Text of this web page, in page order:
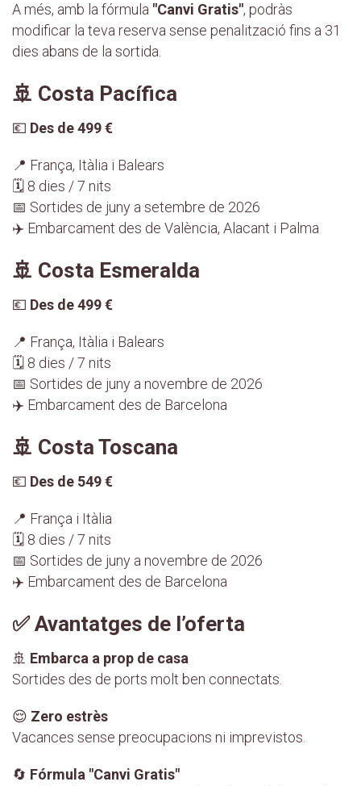
A més, amb la fórmula "Canvi Gratis", podràs
modificar la teva reserva sense penalització fins a 31
dies abans de la sortida.
🚢 Costa Pacífica
💶 Des de 499 €
📍 França, Itàlia i Balears
🗓️ 8 dies / 7 nits
📅 Sortides de juny a setembre de 2026
✈️ Embarcament des de València, Alacant i Palma
🚢 Costa Esmeralda
💶 Des de 499 €
📍 França, Itàlia i Balears
🗓️ 8 dies / 7 nits
📅 Sortides de juny a novembre de 2026
✈️ Embarcament des de Barcelona
🚢 Costa Toscana
💶 Des de 549 €
📍 França i Itàlia
🗓️ 8 dies / 7 nits
📅 Sortides de juny a novembre de 2026
✈️ Embarcament des de Barcelona
✅ Avantatges de l’oferta
🚢 Embarca a prop de casa
Sortides des de ports molt ben connectats.
😌 Zero estrès
Vacances sense preocupacions ni imprevistos.
🔄 Fórmula "Canvi Gratis"